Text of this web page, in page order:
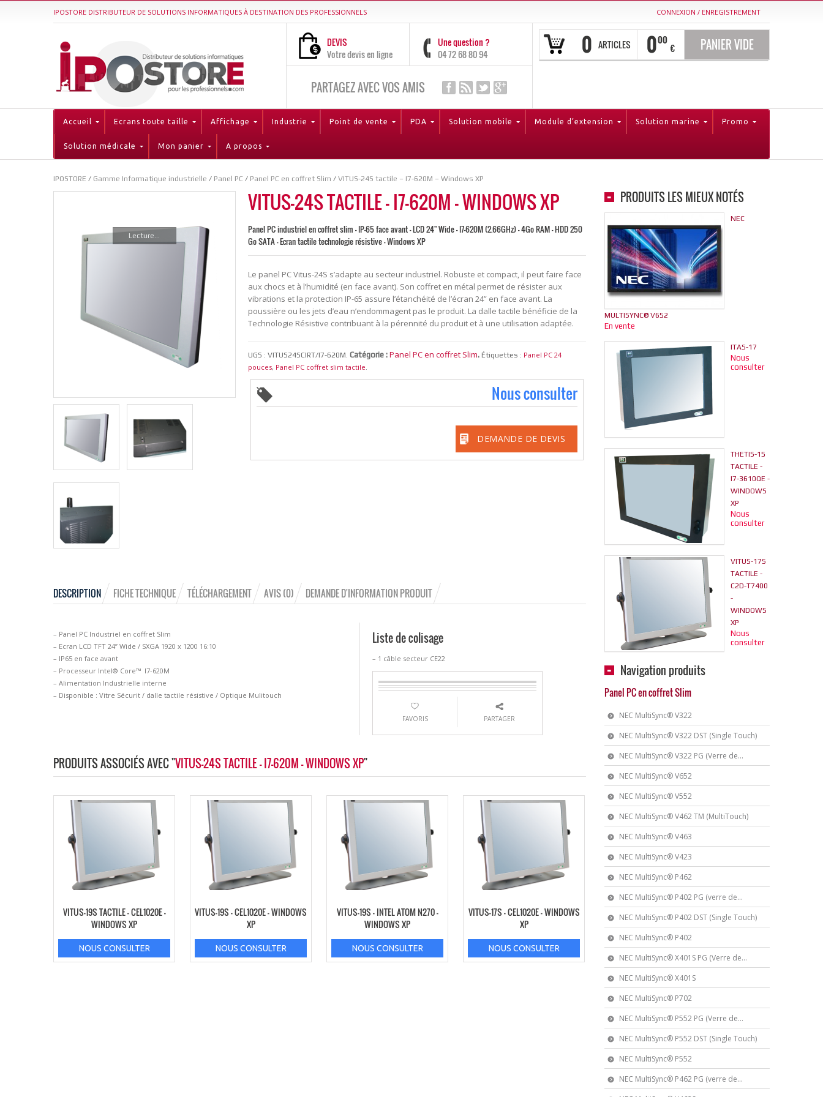
IPOSTORE DISTRIBUTEUR DE SOLUTIONS INFORMATIQUES À DESTINATION DES PROFESSIONNELS CONNEXION / ENREGISTREMENT
0 ARTICLES 000
€ PANIER VIDE
DEVIS
Votre devis en ligne
Une question ?
04 72 68 80 94
PARTAGEZ AVEC VOS AMIS
Accueil Ecrans toute taille Affichage Industrie Point de vente PDA Solution mobile Module d’extension Solution marine Promo
Solution médicale Mon panier A propos
IPOSTORE / Gamme Informatique industrielle / Panel PC / Panel PC en coffret Slim / VITUS-24S tactile – I7-620M – Windows XP
Lecture...
VITUS-24S TACTILE – I7-620M – WINDOWS XP
Panel PC industriel en coffret slim - IP-65 face avant - LCD 24" Wide - I7-620M (2.66GHz) - 4Go RAM - HDD 250
Go SATA - Ecran tactile technologie résistive - Windows XP
Le panel PC Vitus-24S s’adapte au secteur industriel. Robuste et compact, il peut faire face
aux chocs et à l’humidité (en face avant). Son coffret en métal permet de résister aux
vibrations et la protection IP-65 assure l’étanchéité de l’écran 24” en face avant. La
poussière ou les jets d’eau n’endommagent pas le produit. La dalle tactile bénéficie de la
Technologie Résistive contribuant à la pérennité du produit et à une utilisation adaptée.
UGS :VITUS24SCIRT/I7-620M. Catégorie :Panel PC en coffret Slim. Étiquettes : Panel PC 24
pouces, Panel PC coffret slim tactile.
Nous consulter
DEMANDE DE DEVIS
PRODUITS LES MIEUX NOTÉS
NEC
MULTISYNC® V652
En vente
ITAS-17
Nous
consulter
THETIS-15
TACTILE -
I7-3610QE -
WINDOWS
XP
Nous
consulter
VITUS-17S
TACTILE -
C2D-T7400
-
WINDOWS
XP
Nous
consulter
Navigation produits
Panel PC en coffret Slim
NEC MultiSync® V322
NEC MultiSync® V322 DST (Single Touch)
NEC MultiSync® V322 PG (Verre de...
NEC MultiSync® V652
NEC MultiSync® V552
NEC MultiSync® V462 TM (MultiTouch)
NEC MultiSync® V463
NEC MultiSync® V423
NEC MultiSync® P462
NEC MultiSync® P402 PG (verre de...
NEC MultiSync® P402 DST (Single Touch)
NEC MultiSync® P402
NEC MultiSync® X401S PG (Verre de...
NEC MultiSync® X401S
NEC MultiSync® P702
NEC MultiSync® P552 PG (Verre de...
NEC MultiSync® P552 DST (Single Touch)
NEC MultiSync® P552
NEC MultiSync® P462 PG (verre de...
DESCRIPTION FICHE TECHNIQUE TÉLÉCHARGEMENT AVIS (0) DEMANDE D'INFORMATION PRODUIT
– Panel PC Industriel en coffret Slim
– Ecran LCD TFT 24” Wide / SXGA 1920 x 1200 16:10
– IP65 en face avant
– Processeur Intel® Core™ I7-620M
– Alimentation Industrielle interne
– Disponible : Vitre Sécurit / dalle tactile résistive / Optique Mulitouch
Liste de colisage
– 1 câble secteur CE22
FAVORIS PARTAGER
PRODUITS ASSOCIÉS AVEC "VITUS-24S TACTILE - I7-620M - WINDOWS XP"
VITUS-19S TACTILE – CEL1020E –
WINDOWS XP
NOUS CONSULTER
VITUS-19S – CEL1020E – WINDOWS
XP
NOUS CONSULTER
VITUS-19S – INTEL ATOM N270 –
WINDOWS XP
NOUS CONSULTER
VITUS-17S – CEL1020E – WINDOWS
XP
NOUS CONSULTER